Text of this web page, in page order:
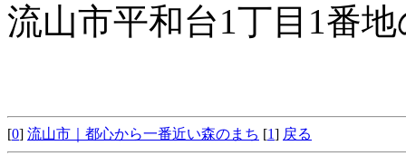
流山市平和台1丁目1番
[0] 流山市｜都心から一番近い森のまち [1] 戻る